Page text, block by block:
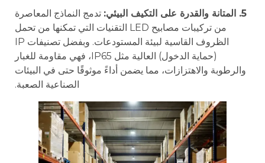
5. المتانة والقدرة على التكيف البيئي:
تدمج النماذج المعاصرة
من تركيبات مصابيح LED التقنيات التي تمكنها من تحمل
الظروف القاسية لبيئة المستودعات. وبفضل تصنيفات IP
(حماية الدخول) العالية مثل IP65، فهي مقاومة للغبار
والرطوبة والاهتزازات، مما يضمن أداءً موثوقًا حتى في البيئات
الصناعية الصعبة.